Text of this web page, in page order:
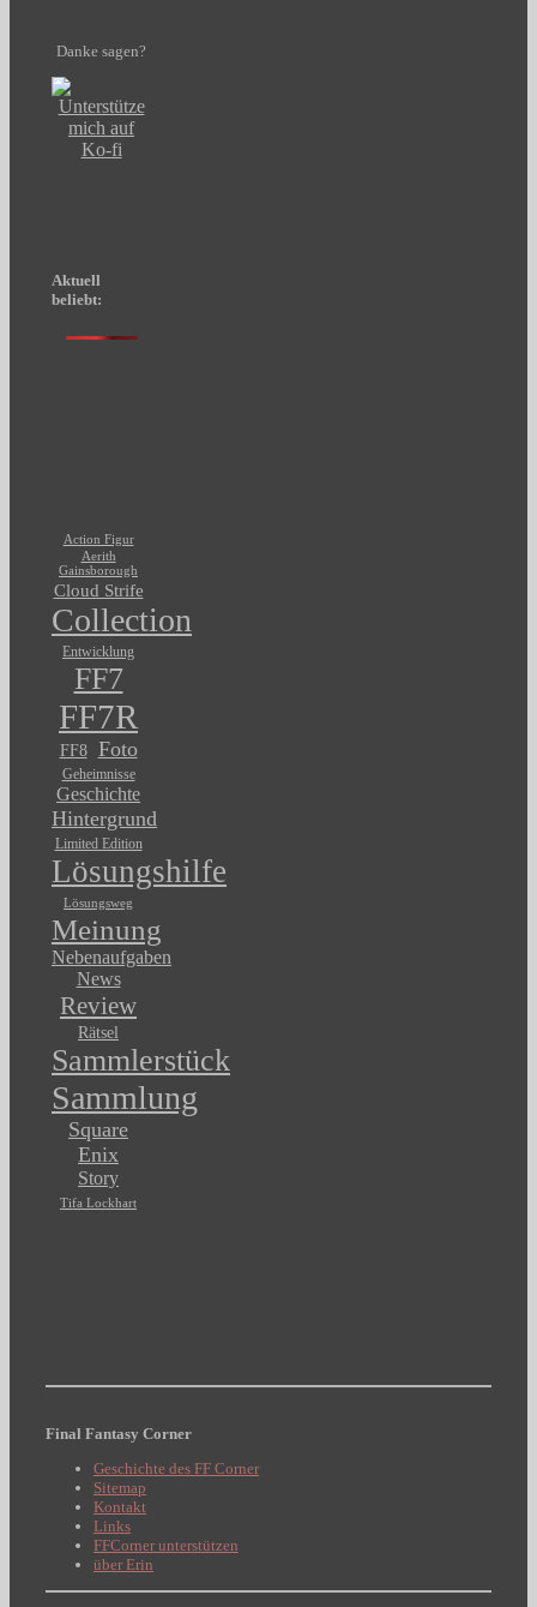
Danke sagen?
Aktuell
beliebt:
Action Figur
Aerith
Gainsborough
Cloud Strife
Collection
Entwicklung
FF7
FF7R
FF8 Foto
Geheimnisse
Geschichte
Hintergrund
Limited Edition
Lösungshilfe
Lösungsweg
Meinung
Nebenaufgaben
News
Review
Rätsel
Sammlerstück
Sammlung
Square
Enix
Story
Tifa Lockhart
Final Fantasy Corner
Geschichte des FF Corner
Sitemap
Kontakt
Links
FFCorner unterstützen
über Erin